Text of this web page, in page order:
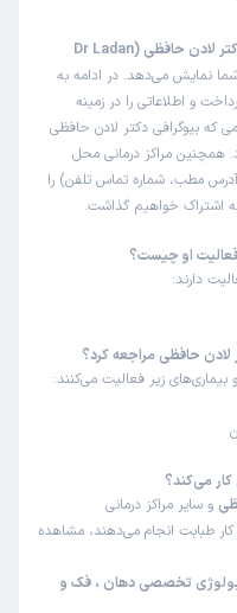
این صفحه مثل سایت نوبت‌دهی اینترنتی دکتر لادن حافظی (Dr Ladan
نمایش می‌دهد. در ادامه به
و اطلاعاتی را در زمینه
که بیوگرافی دکتر لادن حافظی
همچنین مراکز درمانی محل
مطب، شماره تماس تلفن) را
به اشتراک خواهیم گذاشت.
او چیست؟
لادن حافظی مراجعه کرد؟
زیر فعالیت می‌کنند:
کار می‌کند؟
و سایر مراکز درمانی
طبابت انجام می‌دهند، مشاهده
تخصصی دهان ، فک و